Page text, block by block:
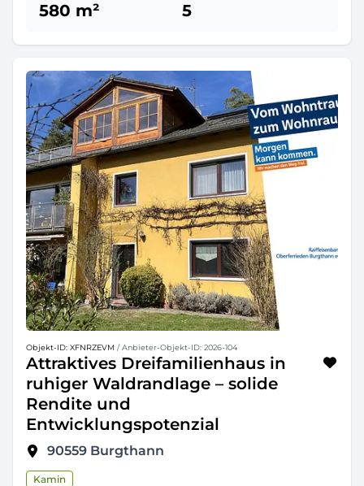
580 m² 5
Objekt-ID: XFNRZEVM / Anbieter-Objekt-ID: 2026-104
Attraktives Dreifamilienhaus in
ruhiger Waldrandlage – solide
Rendite und
Entwicklungspotenzial
90559 Burgthann
Kamin